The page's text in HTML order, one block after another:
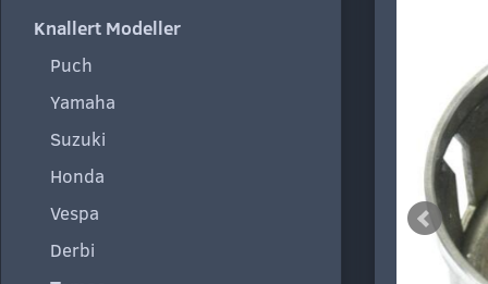
Knallert Modeller
Puch
Yamaha
Suzuki
Honda
Vespa
Derbi